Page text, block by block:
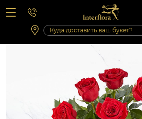
Вопросы-ответы
Сб 10:00 ‐ 14:00
Выходные и праздничные дни